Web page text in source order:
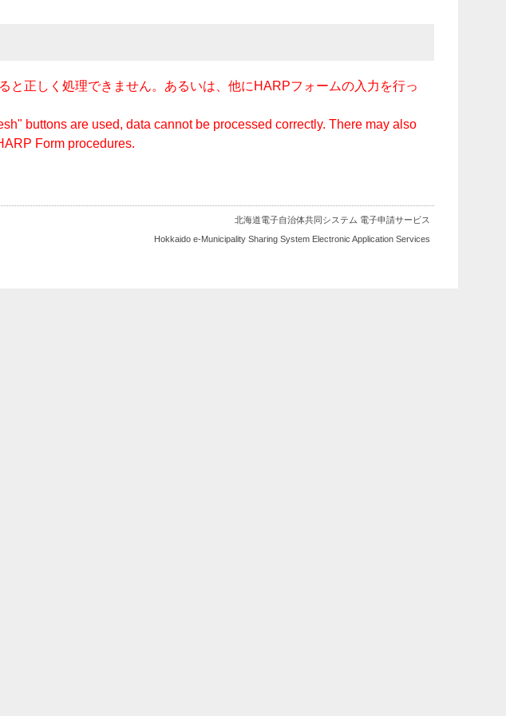
正しく処理できません。あるいは、他にHARPフォームの入力を行っ
buttons are used, data cannot be processed correctly. There may also
Form procedures.
北海道電子自治体共同システム 電子申請サービス
Hokkaido e-Municipality Sharing System Electronic Application Services